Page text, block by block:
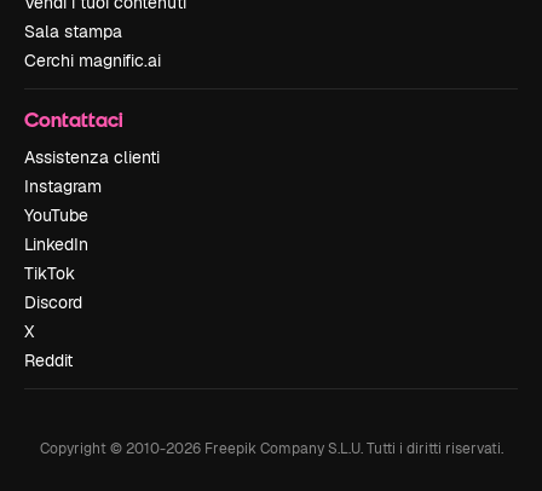
Sala stampa
Cerchi magnific.ai
Contattaci
Assistenza clienti
Instagram
YouTube
LinkedIn
TikTok
Discord
X
Reddit
Copyright © 2010-2026Freepik Company S.L.U. Tutti i diritti riservati.